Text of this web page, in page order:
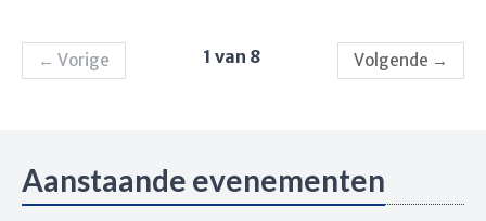
← Vorige 1 van 8 Volgende →
Aanstaande evenementen